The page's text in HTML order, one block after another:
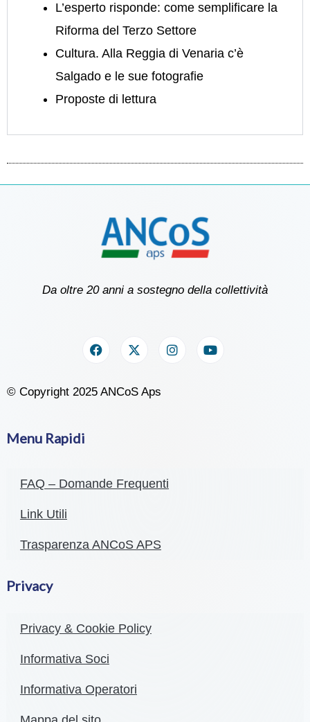
L’esperto risponde: come semplificare la
Riforma del Terzo Settore
Cultura. Alla Reggia di Venaria c’è
Salgado e le sue fotografie
Proposte di lettura
Da oltre 20 anni a sostegno della collettività
© Copyright 2025 ANCoS Aps
Menu Rapidi
FAQ – Domande Frequenti
Link Utili
Trasparenza ANCoS APS
Privacy
Privacy & Cookie Policy
Informativa Soci
Informativa Operatori